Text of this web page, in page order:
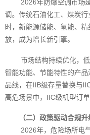
2026年防爆空调市场
调。传统石油化工、煤炭
时，新能源储能、氢能、
放，成为增长新引擎。
市场结构持续优化，
智能功能、节能特性的产
品线，在IIB级存量替换与
高危场景中，IIC级机型订单
（二）政策驱动合规
2026年，危险场所电